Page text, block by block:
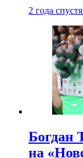
2 года спустя
Богдан
на